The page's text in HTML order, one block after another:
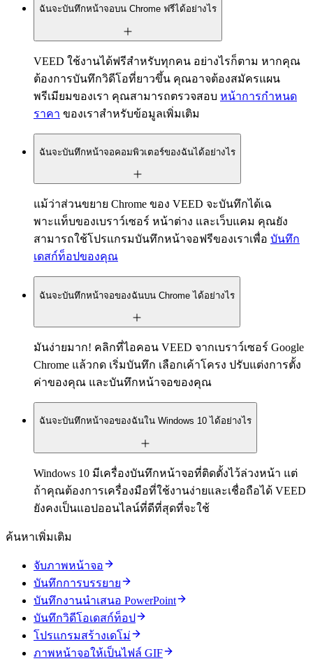
ฉันจะบันทึกหน้าจอบน Chrome ฟรีได้อย่างไร
VEED ใช้งานได้ฟรีสำหรับทุกคน อย่างไรก็ตาม หากคุณ
ต้องการบันทึกวิดีโอที่ยาวขึ้น คุณอาจต้องสมัครแผน
พรีเมียมของเรา คุณสามารถตรวจสอบ หน้าการกำหนด
ราคา ของเราสำหรับข้อมูลเพิ่มเติม
ฉันจะบันทึกหน้าจอคอมพิวเตอร์ของฉันได้อย่างไร
แม้ว่าส่วนขยาย Chrome ของ VEED จะบันทึกได้เฉ
พาะแท็บของเบราว์เซอร์ หน้าต่าง และเว็บแคม คุณยัง
สามารถใช้โปรแกรมบันทึกหน้าจอฟรีของเราเพื่อ บันทึก
เดสก์ท็อปของคุณ
ฉันจะบันทึกหน้าจอของฉันบน Chrome ได้อย่างไร
มันง่ายมาก! คลิกที่ไอคอน VEED จากเบราว์เซอร์ Google
Chrome แล้วกด เริ่มบันทึก เลือกเค้าโครง ปรับแต่งการตั้ง
ค่าของคุณ และบันทึกหน้าจอของคุณ
ฉันจะบันทึกหน้าจอของฉันใน Windows 10 ได้อย่างไร
Windows 10 มีเครื่องบันทึกหน้าจอที่ติดตั้งไว้ล่วงหน้า แต่
ถ้าคุณต้องการเครื่องมือที่ใช้งานง่ายและเชื่อถือได้ VEED
ยังคงเป็นแอปออนไลน์ที่ดีที่สุดที่จะใช้
ค้นหาเพิ่มเติม
จับภาพหน้าจอ
บันทึกการบรรยาย
บันทึกงานนำเสนอ PowerPoint
บันทึกวิดีโอเดสก์ท็อป
โปรแกรมสร้างเดโม่
ภาพหน้าจอให้เป็นไฟล์ GIF